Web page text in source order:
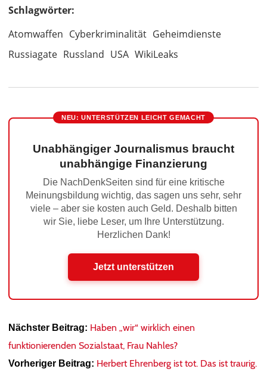
Schlagwörter:
Atomwaffen Cyberkriminalität Geheimdienste
Russiagate Russland USA WikiLeaks
NEU: UNTERSTÜTZEN LEICHT GEMACHT
Unabhängiger Journalismus braucht
unabhängige Finanzierung
Die NachDenkSeiten sind für eine kritische
Meinungsbildung wichtig, das sagen uns sehr, sehr
viele – aber sie kosten auch Geld. Deshalb bitten
wir Sie, liebe Leser, um Ihre Unterstützung.
Herzlichen Dank!
Jetzt unterstützen
Nächster Beitrag: Haben „wir“ wirklich einen
funktionierenden Sozialstaat, Frau Nahles?
Vorheriger Beitrag: Herbert Ehrenberg ist tot. Das ist traurig.